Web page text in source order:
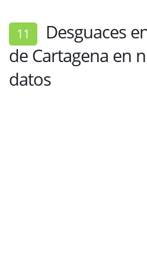
11 Desguaces
de Cartagena en
datos